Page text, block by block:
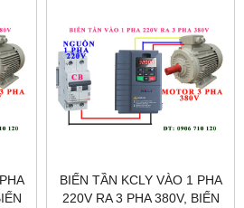
BIẾN TẦN KCLY VÀO 1 PHA
220V RA 3 PHA 380V, BIẾN